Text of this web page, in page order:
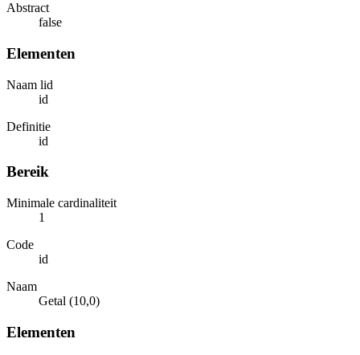
Abstract
false
Elementen
Naam lid
id
Definitie
id
Bereik
Minimale cardinaliteit
1
Code
id
Naam
Getal (10,0)
Elementen